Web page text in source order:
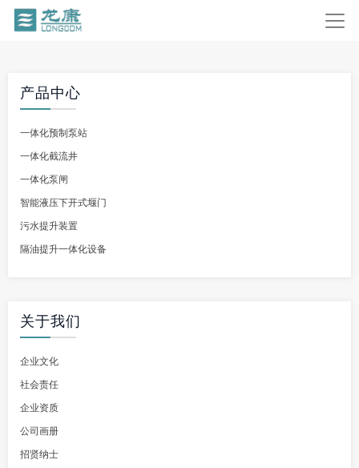
产品中心
一体化预制泵站
一体化截流井
一体化泵闸
智能液压下开式堰门
污水提升装置
隔油提升一体化设备
关于我们
企业文化
社会责任
企业资质
公司画册
招贤纳士